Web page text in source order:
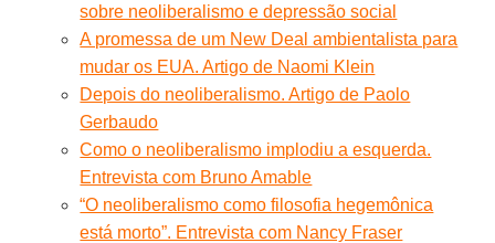
sobre neoliberalismo e depressão social
A promessa de um New Deal ambientalista para
mudar os EUA. Artigo de Naomi Klein
Depois do neoliberalismo. Artigo de Paolo
Gerbaudo
Como o neoliberalismo implodiu a esquerda.
Entrevista com Bruno Amable
“O neoliberalismo como filosofia hegemônica
está morto”. Entrevista com Nancy Fraser